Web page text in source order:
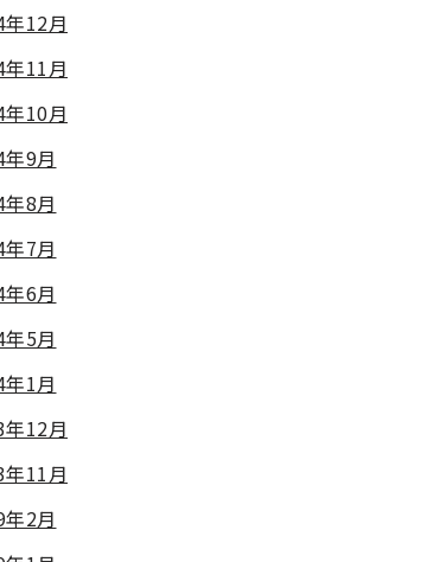
12月
11月
10月
9月
8月
7月
6月
5月
1月
12月
11月
2月